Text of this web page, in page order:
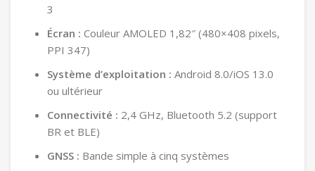
3
Écran : Couleur AMOLED 1,82″ (480×408 pixels,
PPI 347)
Système d’exploitation : Android 8.0/iOS 13.0
ou ultérieur
Connectivité : 2,4 GHz, Bluetooth 5.2 (support
BR et BLE)
GNSS : Bande simple à cinq systèmes